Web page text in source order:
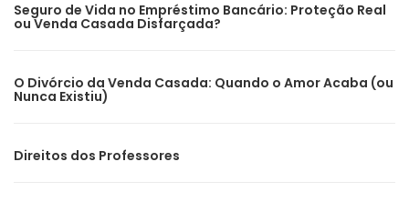
Seguro de Vida no Empréstimo Bancário: Proteção Real
ou Venda Casada Disfarçada?
O Divórcio da Venda Casada: Quando o Amor Acaba (ou
Nunca Existiu)
Direitos dos Professores